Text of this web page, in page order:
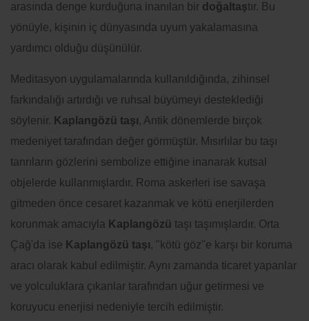
arasında denge kurduğuna inanılan bir doğaltaştır. Bu
yönüyle, kişinin iç dünyasında uyum yakalamasına
yardımcı olduğu düşünülür.
Meditasyon uygulamalarında kullanıldığında, zihinsel
farkındalığı artırdığı ve ruhsal büyümeyi desteklediği
söylenir. Kaplangözü taşı, Antik dönemlerde birçok
medeniyet tarafından değer görmüştür. Mısırlılar bu taşı
tanrıların gözlerini sembolize ettiğine inanarak kutsal
objelerde kullanmışlardır. Roma askerleri ise savaşa
gitmeden önce cesaret kazanmak ve kötü enerjilerden
korunmak amacıyla Kaplangözü taşı taşımışlardır. Orta
Çağ'da ise Kaplangözü taşı, "kötü göz"e karşı bir koruma
aracı olarak kabul edilmiştir. Aynı zamanda ticaret yapanlar
ve yolculuklara çıkanlar tarafından uğur getirmesi ve
koruyucu enerjisi nedeniyle tercih edilmiştir.